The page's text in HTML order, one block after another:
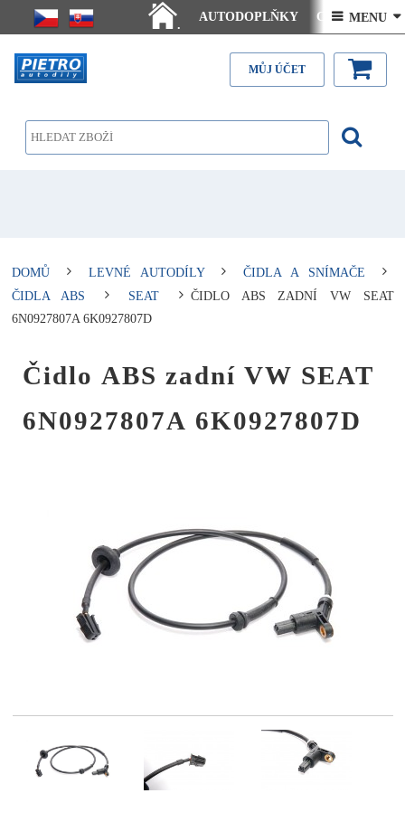
.
AUTODOPLŇKY Ceny doručení
Články - návody Kontakt
 MENU 
MŮJ ÚČET
DOMŮ LEVNÉ AUTODÍLY
ČIDLA A SNÍMAČE
ČIDLA ABS
SEAT
ČIDLO ABS ZADNÍ VW SEAT
6N0927807A 6K0927807D
Čidlo ABS zadní VW SEAT
6N0927807A 6K0927807D